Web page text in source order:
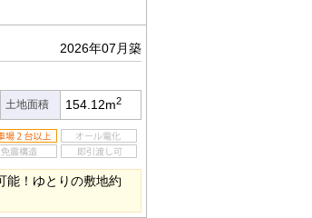
2026年07月築
土地面積 154.12m2
能！ゆとりの敷地約